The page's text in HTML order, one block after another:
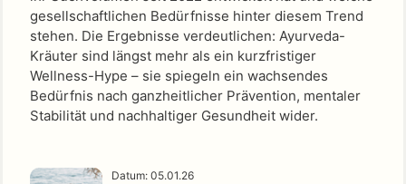
gesellschaftlichen Bedürfnisse hinter diesem Trend
stehen. Die Ergebnisse verdeutlichen: Ayurveda-
Kräuter sind längst mehr als ein kurzfristiger
Wellness-Hype – sie spiegeln ein wachsendes
Bedürfnis nach ganzheitlicher Prävention, mentaler
Stabilität und nachhaltiger Gesundheit wider.
Datum: 05.01.26